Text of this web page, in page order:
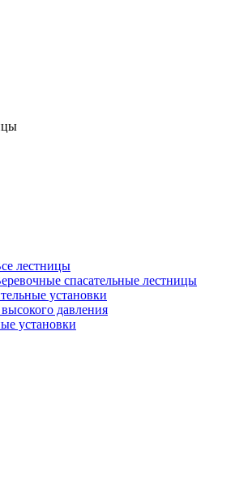
лестницы
спасательные лестницы
установки
давления
установки